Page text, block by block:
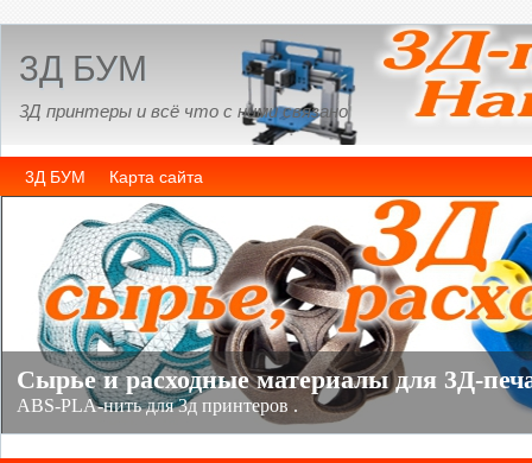
3Д БУМ
3Д принтеры и всё что с ними связано
3Д БУМ Карта сайта